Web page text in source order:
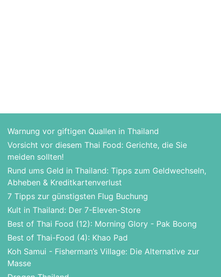
Warnung vor giftigen Quallen in Thailand
Vorsicht vor diesem Thai Food: Gerichte, die Sie
meiden sollten!
Rund ums Geld in Thailand: Tipps zum Geldwechseln,
Abheben & Kreditkartenverlust
7 Tipps zur günstigsten Flug Buchung
Kult in Thailand: Der 7-Eleven-Store
Best of Thai Food (12): Morning Glory - Pak Boong
Best of Thai-Food (4): Khao Pad
Koh Samui - Fisherman’s Village: Die Alternative zur
Masse